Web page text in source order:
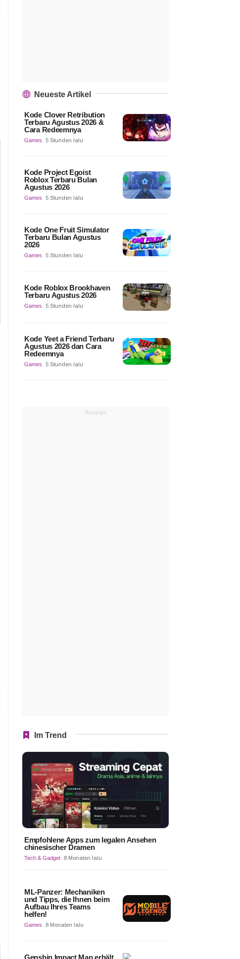
Neueste Artikel
Kode Clover Retribution
Terbaru Agustus 2026 &
Cara Redeemnya
Games 5 Stunden lalu
Kode Project Egoist
Roblox Terbaru Bulan
Agustus 2026
Games 5 Stunden lalu
Kode One Fruit Simulator
Terbaru Bulan Agustus
2026
Games 5 Stunden lalu
Kode Roblox Brookhaven
Terbaru Agustus 2026
Games 5 Stunden lalu
Kode Yeet a Friend Terbaru
Agustus 2026 dan Cara
Redeemnya
Games 5 Stunden lalu
Anzeige
Im Trend
Empfohlene Apps zum legalen Ansehen
chinesischer Dramen
Tech & Gadget 8 Monaten lalu
ML-Panzer: Mechaniken
und Tipps, die Ihnen beim
Aufbau Ihres Teams
helfen!
Games 8 Monaten lalu